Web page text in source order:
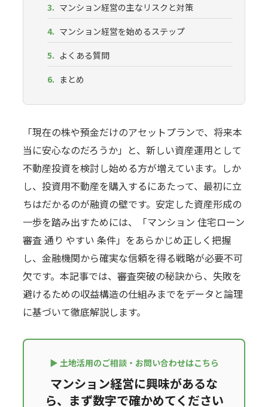
マンション経営の主なリスクと対策
マンション経営を始めるステップ
よくある質問
まとめ
「現在の株や預金だけのアセットプランで、将来本
当に安心なのだろうか」と、新しい資産運用として
不動産投資を検討し始める方が増えています。しか
し、投資用不動産を購入するにあたって、最初に立
ちはだかるのが融資の壁です。安定した資産形成の
一歩を踏み出すためには、「マンション 住宅ローン
審査 通り やすい 条件」をあらかじめ正しく把握
し、金融機関から確実な信頼を得る戦略が必要不可
欠です。本記事では、審査突破の秘訣から、失敗を
避けるための収益構造の仕組みまでをデータと論理
に基づいて徹底解説します。
▶ 土地活用のご相談・お問い合わせはこちら
マンション経営に興味があるな
ら、まず数字で確かめてください